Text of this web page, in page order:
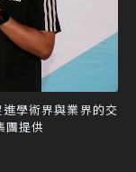
學術界與業界的交
團提供